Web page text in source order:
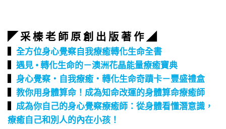
◤ 采 榛 老 師 原 創 出 版 著 作 ◢
▍ 全方位身心覺察自我療癒轉化生命全書
▍ 遇見 • 轉化生命的－澳洲花晶能量療癒寶典
▍ 身心覺察‧自我療癒‧轉化生命奇蹟卡－豐盛禮盒
▍ 教你用身體算命！成為知命改運的身體算命療癒師
▍ 成為你自己的身心覺察療癒師：從身體看懂潛意識，
療癒自己和別人的內在小孩！